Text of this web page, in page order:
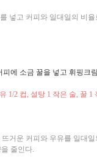
넣고 커피와 일대일의 비
에 소금 꿀을 넣고 휘핑크
1/2 컵, 설탕 1 작은 술, 꿀
거운 커피와 우유를 일대
줄인다.